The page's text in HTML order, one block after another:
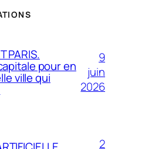
PARIS.
pour en
ville qui
9
juin
2026
2